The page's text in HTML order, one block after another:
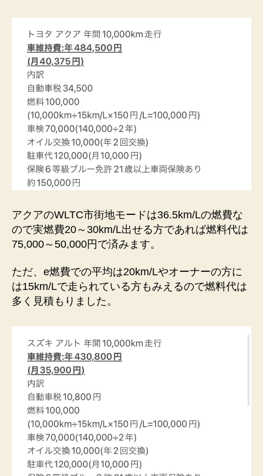
アクアのWLTC市街地モードは36.5km/Lの燃費な
ので実燃費20～30km/L出せる方であれば燃料代は
75,000～50,000円で済みます。
ただ、e燃費での平均は20km/Lやオーナーの方に
は15km/Lで走られている方もみえるので燃料代は
多く見積もりました。